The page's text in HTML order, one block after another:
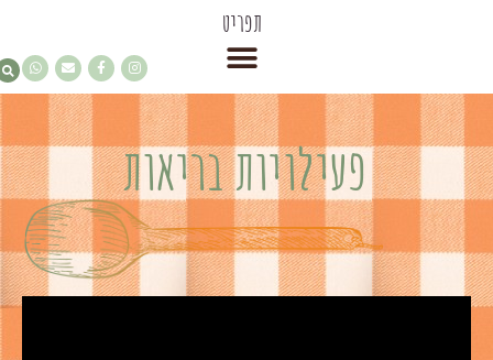
תפריט
פעילויות בריאות